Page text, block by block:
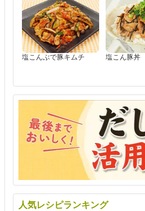
塩こんぶで豚キムチ 塩こん豚丼
人気レシピランキング